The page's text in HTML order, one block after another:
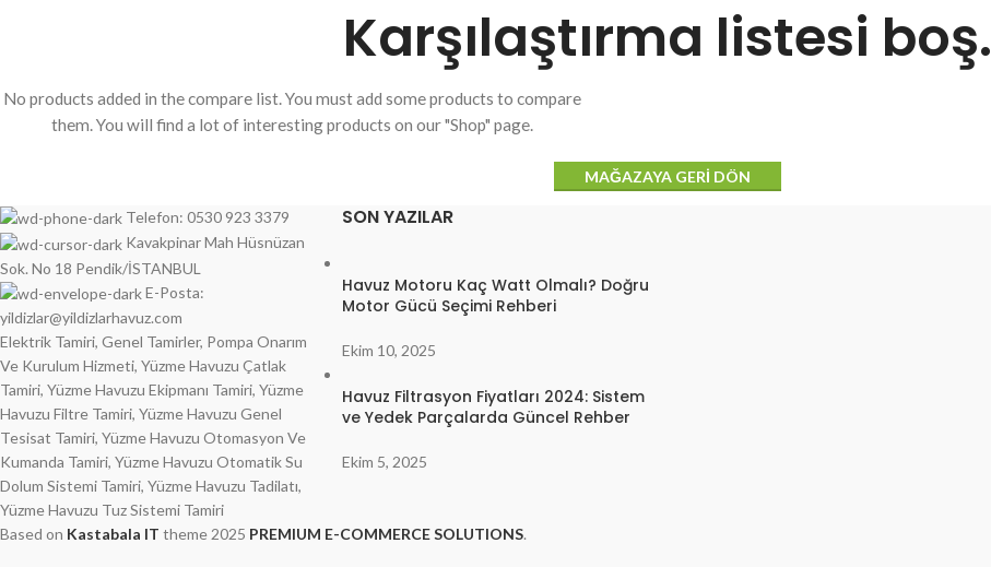
Karşılaştırma listesi boş.
No products added in the compare list. You must add some products to compare
them. You will find a lot of interesting products on our "Shop" page.
MAĞAZAYA GERI DÖN
Telefon: 0530 923 3379
Kavakpinar Mah Hüsnüzan
Sok. No 18 Pendik/İSTANBUL
E-Posta:
yildizlar@yildizlarhavuz.com
Elektrik Tamiri, Genel Tamirler, Pompa Onarım
Ve Kurulum Hizmeti, Yüzme Havuzu Çatlak
Tamiri, Yüzme Havuzu Ekipmanı Tamiri, Yüzme
Havuzu Filtre Tamiri, Yüzme Havuzu Genel
Tesisat Tamiri, Yüzme Havuzu Otomasyon Ve
Kumanda Tamiri, Yüzme Havuzu Otomatik Su
Dolum Sistemi Tamiri, Yüzme Havuzu Tadilatı,
Yüzme Havuzu Tuz Sistemi Tamiri
SON YAZILAR
Havuz Motoru Kaç Watt Olmalı? Doğru
Motor Gücü Seçimi Rehberi
Ekim 10, 2025
Havuz Filtrasyon Fiyatları 2024: Sistem
ve Yedek Parçalarda Güncel Rehber
Ekim 5, 2025
Based on Kastabala IT theme 2025 PREMIUM E-COMMERCE SOLUTIONS.